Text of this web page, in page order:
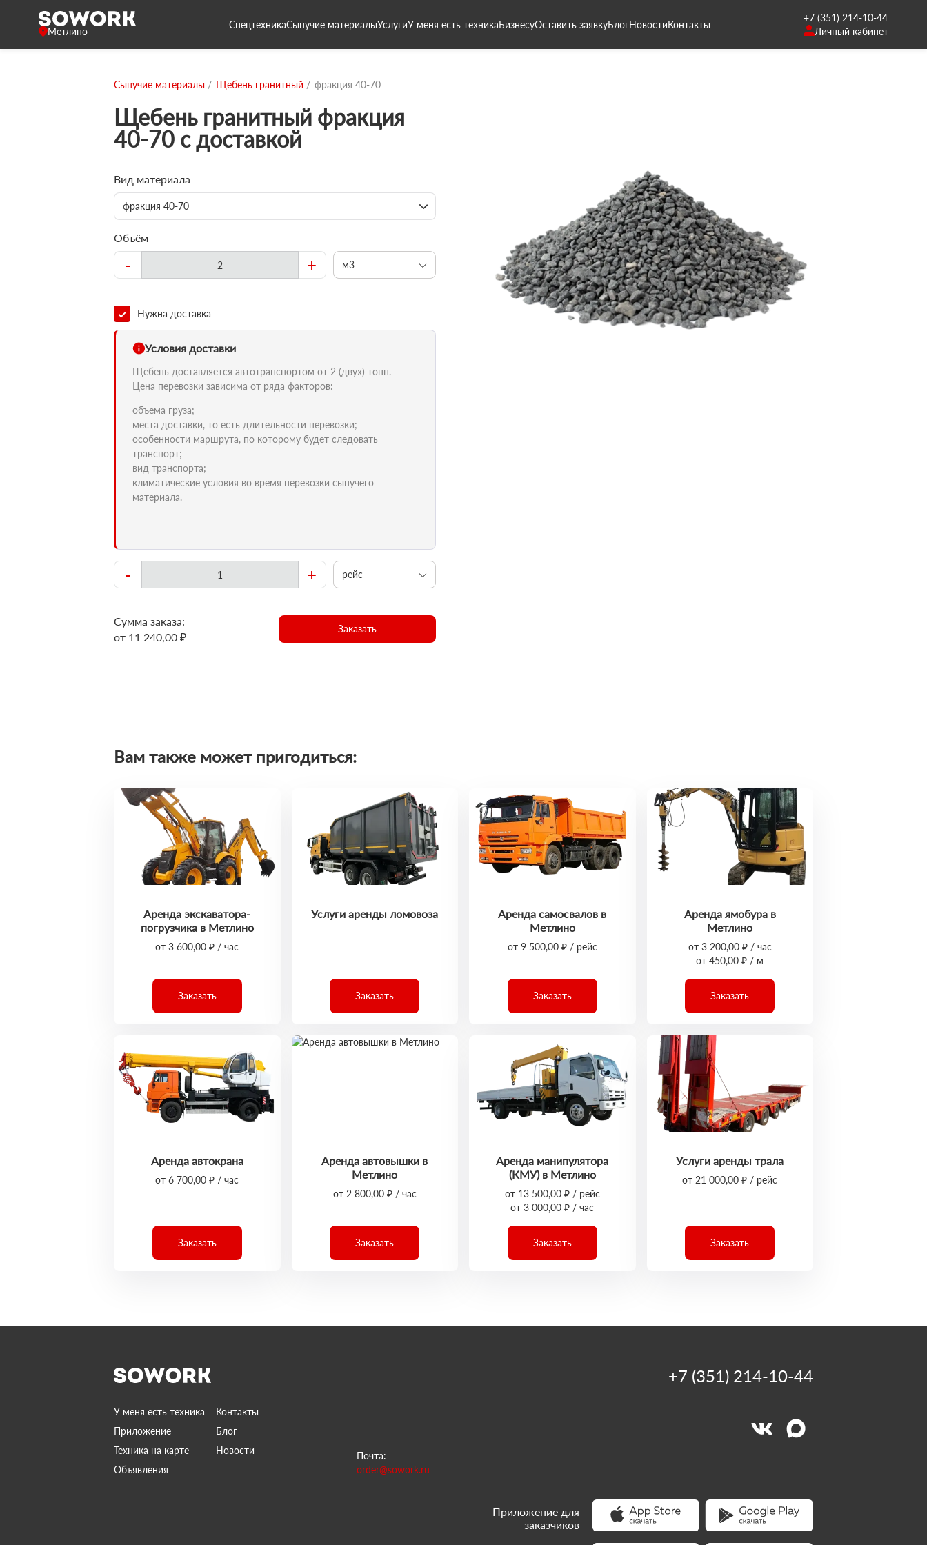
Метлино
СпецтехникаСыпучие материалыУслугиУ меня есть техникаБизнесуОставить заявкуБлогНовостиКонтакты
+7 (351) 214-10-44
Личный кабинет
Сыпучие материалы Щебень гранитный фракция 40-70
Щебень гранитный фракция
40-70 с доставкой
Вид материала
фракция 40-70
Объём
- + м3
Нужна доставка
Условия доставки
Щебень доставляется автотранспортом от 2 (двух) тонн.
Цена перевозки зависима от ряда факторов:
объема груза;
места доставки, то есть длительности перевозки;
особенности маршрута, по которому будет следовать
транспорт;
вид транспорта;
климатические условия во время перевозки сыпучего
материала.
- + рейс
Сумма заказа:
от 11 240,00 ₽
Заказать
Вам также может пригодиться:
Аренда экскаватора-
погрузчика в Метлино
от 3 600,00 ₽ / час
Заказать
Услуги аренды ломовоза
Заказать
Аренда самосвалов в
Метлино
от 9 500,00 ₽ / рейс
Заказать
Аренда ямобура в
Метлино
от 3 200,00 ₽ / час
от 450,00 ₽ / м
Заказать
Аренда автокрана
от 6 700,00 ₽ / час
Заказать
Аренда автовышки в
Метлино
от 2 800,00 ₽ / час
Заказать
Аренда манипулятора
(КМУ) в Метлино
от 13 500,00 ₽ / рейс
от 3 000,00 ₽ / час
Заказать
Услуги аренды трала
от 21 000,00 ₽ / рейс
Заказать
У меня есть техника
Контакты
Приложение
Блог
Техника на карте
Новости
Объявления
Почта:
order@sowork.ru
+7 (351) 214-10-44
Приложение для
заказчиков